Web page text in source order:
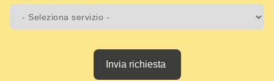
Invia richiesta